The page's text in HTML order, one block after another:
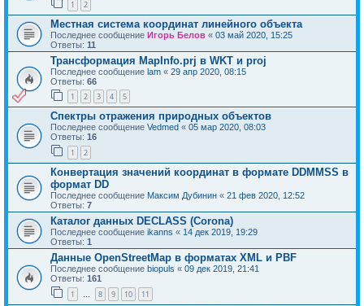
1 2
Местная система координат линейного объекта
Последнее сообщение Игорь Белов « 03 май 2020, 15:25
Ответы: 11
Трансформация MapInfo.prj в WKT и proj
Последнее сообщение lam « 29 апр 2020, 08:15
Ответы: 66
1 2 3 4 5
Спектры отражения природных объектов
Последнее сообщение Vedmed « 05 мар 2020, 08:03
Ответы: 16
1 2
Конвертация значений координат в формате DDMMSS в
формат DD
Последнее сообщение Максим Дубинин « 21 фев 2020, 12:52
Ответы: 7
Каталог данных DECLASS (Corona)
Последнее сообщение ikanns « 14 дек 2019, 19:29
Ответы: 1
Данные OpenStreetMap в форматах XML и PBF
Последнее сообщение biopuls « 09 дек 2019, 21:41
Ответы: 161
1 … 8 9 10 11